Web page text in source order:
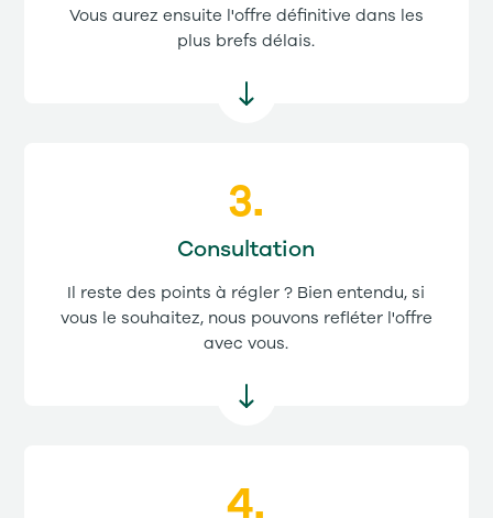
Vous aurez ensuite l'offre définitive dans les
plus brefs délais.
Consultation
Il reste des points à régler ? Bien entendu, si
vous le souhaitez, nous pouvons refléter l'offre
avec vous.